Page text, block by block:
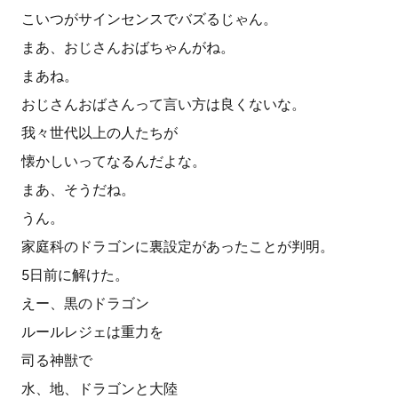
こいつがサインセンスでバズるじゃん。
まあ、おじさんおばちゃんがね。
まあね。
おじさんおばさんって言い方は良くないな。
我々世代以上の人たちが
懐かしいってなるんだよな。
まあ、そうだね。
うん。
家庭科のドラゴンに裏設定があったことが判明。
5日前に解けた。
えー、黒のドラゴン
ルールレジェは重力を
司る神獣で
水、地、ドラゴンと大陸